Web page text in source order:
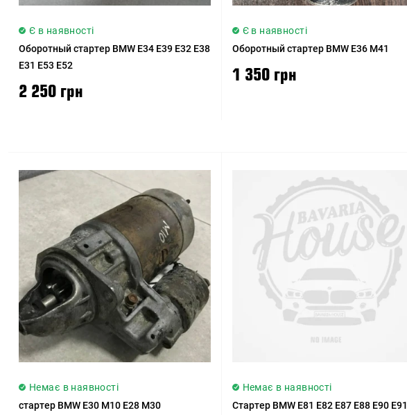
Є в наявності
Оборотный стартер BMW E34 E39 E32 E38
E31 E53 E52
2 250 грн
Є в наявності
Оборотный стартер BMW E36 M41
1 350 грн
Немає в наявності
стартер BMW E30 M10 E28 M30
Немає в наявності
Стартер BMW E81 E82 E87 E88 E90 E91